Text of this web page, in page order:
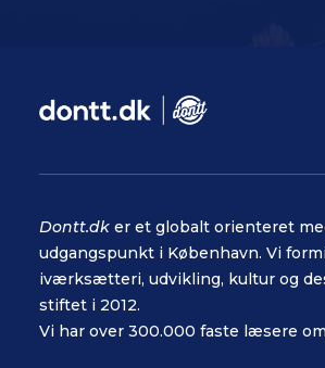
Dontt.dk er et globalt orienteret
udgangspunkt i København. Vi
iværksætteri, udvikling, kultur og
stiftet i 2012.
Vi har over 300.000 faste læsere